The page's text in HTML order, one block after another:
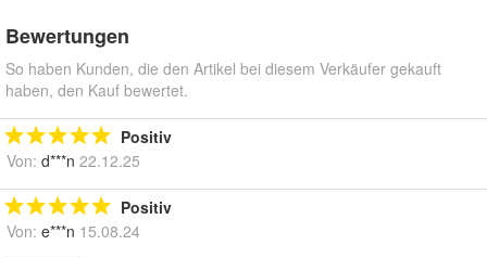
Bewertungen
So haben Kunden, die den Artikel bei diesem Verkäufer gekauft
haben, den Kauf bewertet.
Positiv
Von: d***n 22.12.25
Positiv
Von: e***n 15.08.24